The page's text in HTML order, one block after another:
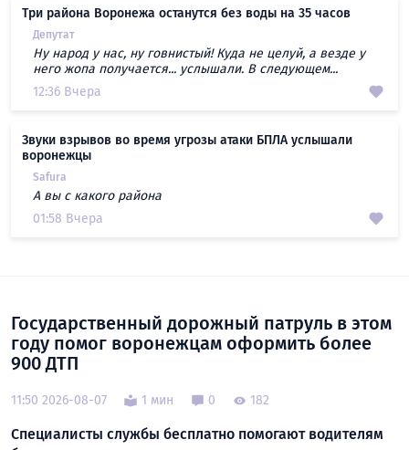
Три района Воронежа останутся без воды на 35 часов
Депутат
Ну народ у нас, ну говнистый! Куда не целуй, а везде у
него жопа получается... услышали. В следующем...
12:36 Вчера
Звуки взрывов во время угрозы атаки БПЛА услышали
воронежцы
Safura
А вы с какого района
01:58 Вчера
Государственный дорожный патруль в этом
году помог воронежцам оформить более
900 ДТП
11:50 2026-08-07 1 мин 0 182
Специалисты службы бесплатно помогают водителям